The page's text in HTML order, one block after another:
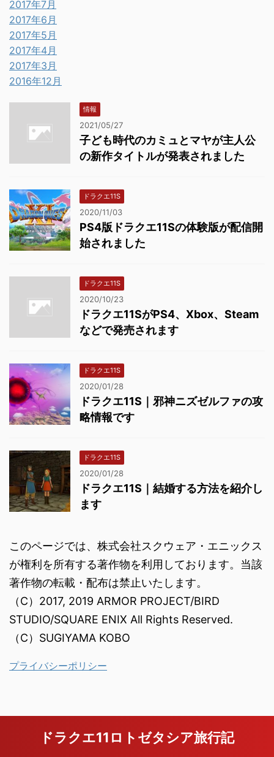
2017年7月
2017年6月
2017年5月
2017年4月
2017年3月
2016年12月
情報
2021/05/27
子ども時代のカミュとマヤが主人公
の新作タイトルが発表されました
ドラクエ11S
2020/11/03
PS4版ドラクエ11Sの体験版が配信開
始されました
ドラクエ11S
2020/10/23
ドラクエ11SがPS4、Xbox、Steam
などで発売されます
ドラクエ11S
2020/01/28
ドラクエ11S｜邪神ニズゼルファの攻
略情報です
ドラクエ11S
2020/01/28
ドラクエ11S｜結婚する方法を紹介し
ます
このページでは、株式会社スクウェア・エニックス
が権利を所有する著作物を利用しております。当該
著作物の転載・配布は禁止いたします。
（C）2017, 2019 ARMOR PROJECT/BIRD
STUDIO/SQUARE ENIX All Rights Reserved.
（C）SUGIYAMA KOBO
プライバシーポリシー
ドラクエ11ロトゼタシア旅行記